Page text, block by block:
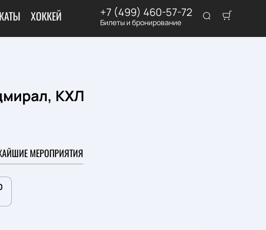
ХОККЕЙ +7 (499) 460-57-72
Билеты и бронирование
КХЛ
МЕРОПРИЯТИЯ